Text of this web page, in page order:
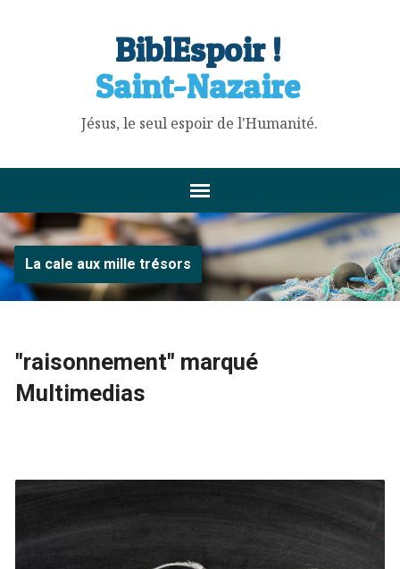
BiblEspoir !
Saint-Nazaire
Jésus, le seul espoir de l'Humanité.
La cale aux mille trésors
"raisonnement" marqué
Multimedias